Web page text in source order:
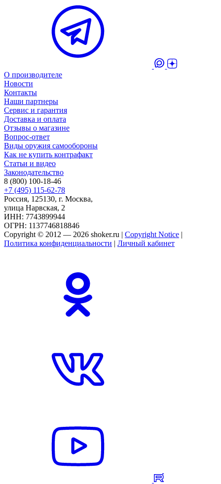
О производителе
Новости
Контакты
Наши партнеры
Сервис и гарантия
Доставка и оплата
Отзывы о магазине
Вопрос-ответ
Виды оружия самообороны
Как не купить контрафакт
Статьи и видео
Законодательство
8 (800) 100-18-46
+7 (495) 115-62-78
Россия, 125130, г. Москва,
улица Нарвская, 2
ИНН: 7743899944
ОГРН: 1137746818846
Copyright © 2012 — 2026 shoker.ru | Copyright Notice |
Политика конфиденциальности | Личный кабинет